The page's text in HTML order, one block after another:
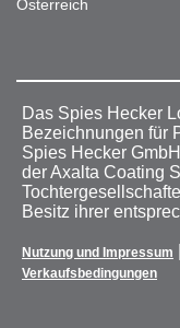
Österreich
Das Spies Hecker
Bezeichnungen für
Spies Hecker
der Axalta Coating
Besitz ihrer
Nutzung und Impressum
Verkaufsbedingungen